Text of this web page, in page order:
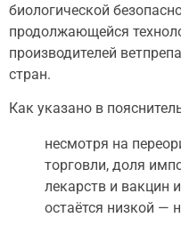
биологической
продолжающейся
производителей
стран.
Как указано в
несмотря на
торговли, доля
лекарств и вакцин
остаётся низкой —